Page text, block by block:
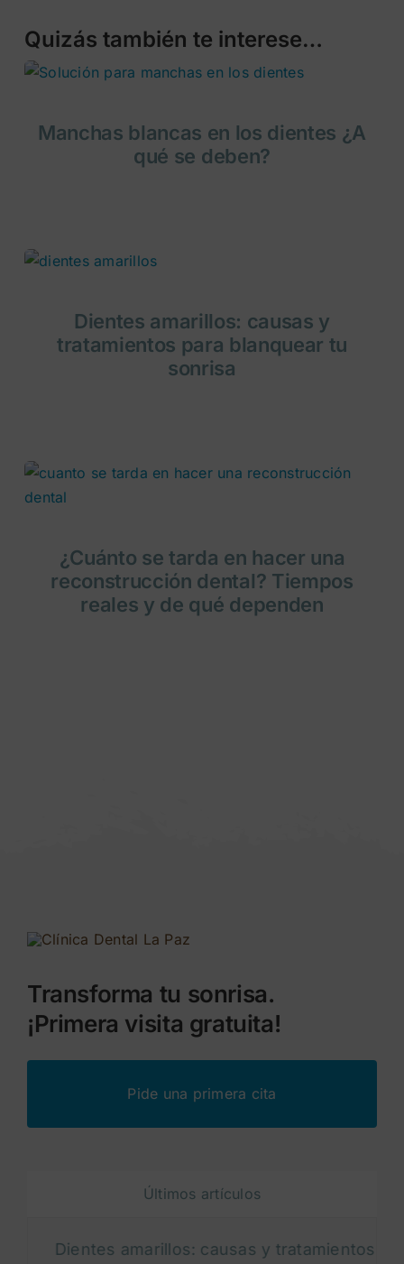
Quizás también te interese…
Manchas blancas en los dientes ¿A
qué se deben?
Dientes amarillos: causas y
tratamientos para blanquear tu
sonrisa
¿Cuánto se tarda en hacer una
reconstrucción dental? Tiempos
reales y de qué dependen
Transforma tu sonrisa.
¡Primera visita gratuita!
Pide una primera cita
Últimos artículos
Dientes amarillos: causas y tratamientos para